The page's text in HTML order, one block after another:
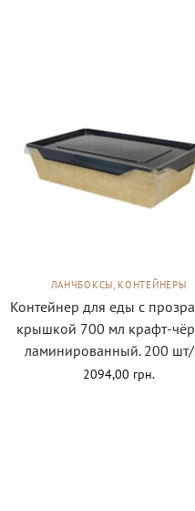
ЛАНЧБОКСЫ, КОНТЕЙНЕРЫ
Контейнер для еды с
крышкой 700 мл крафт-
ламинированный. 200
2094,00 грн.